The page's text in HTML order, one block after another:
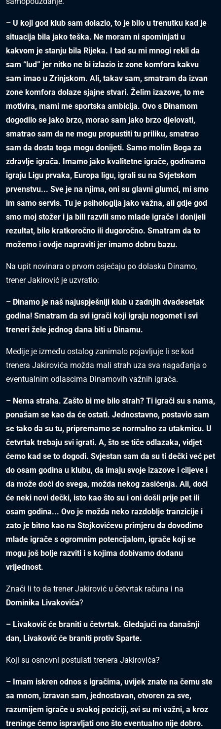
– U koji god klub sam dolazio, to je bilo u trenutku kad je
situacija bila jako teška. Ne moram ni spominjati u
kakvom je stanju bila Rijeka. I tad su mi mnogi rekli da
sam “lud” jer nitko ne bi izlazio iz zone komfora kakvu
sam imao u Zrinjskom. Ali, takav sam, smatram da izvan
zone komfora dolaze sjajne stvari. Želim izazove, to me
motivira, mami me sportska ambicija. Ovo s Dinamom
dogodilo se jako brzo, morao sam jako brzo djelovati,
smatrao sam da ne mogu propustiti tu priliku, smatrao
sam da dosta toga mogu donijeti. Samo molim Boga za
zdravlje igrača. Imamo jako kvalitetne igrače, godinama
igraju Ligu prvaka, Europa ligu, igrali su na Svjetskom
prvenstvu... Sve je na njima, oni su glavni glumci, mi smo
im samo servis. Tu je psihologija jako važna, ali gdje god
smo moj stožer i ja bili razvili smo mlade igrače i donijeli
rezultat, bilo kratkoročno ili dugoročno. Smatram da to
možemo i ovdje napraviti jer imamo dobru bazu.
Na upit novinara o prvom osjećaju po dolasku Dinamo,
trener Jakirović je uzvratio:
– Dinamo je naš najuspješniji klub u zadnjih dvadesetak
godina! Smatram da svi igrači koji igraju nogomet i svi
treneri žele jednog dana biti u Dinamu.
Medije je između ostalog zanimalo pojavljuje li se kod
trenera Jakirovića možda mali strah uza sva nagađanja o
eventualnim odlascima Dinamovih važnih igrača.
– Nema straha. Zašto bi me bilo strah? Ti igrači su s nama,
ponašam se kao da će ostati. Jednostavno, postavio sam
se tako da su tu, pripremamo se normalno za utakmicu. U
četvrtak trebaju svi igrati. A, što se tiče odlazaka, vidjet
ćemo kad se to dogodi. Svjestan sam da su ti dečki već pet
do osam godina u klubu, da imaju svoje izazove i ciljeve i
da može doći do svega, možda nekog zasićenja. Ali, doći
će neki novi dečki, isto kao što su i oni došli prije pet ili
osam godina... Ovo je možda neko razdoblje tranzicije i
zato je bitno kao na Stojkovićevu primjeru da dovodimo
mlade igrače s ogromnim potencijalom, igrače koji se
mogu još bolje razviti i s kojima dobivamo dodanu
vrijednost.
Znači li to da trener Jakirović u četvrtak računa i na
Dominika Livakovića?
– Livaković će braniti u četvrtak. Gledajući na današnji
dan, Livaković će braniti protiv Sparte.
Koji su osnovni postulati trenera Jakirovića?
– Imam iskren odnos s igračima, uvijek znate na čemu ste
sa mnom, izravan sam, jednostavan, otvoren za sve,
razumijem igrače u svakoj poziciji, svi su mi važni, a kroz
treninge ćemo ispravljati ono što eventualno nije dobro.